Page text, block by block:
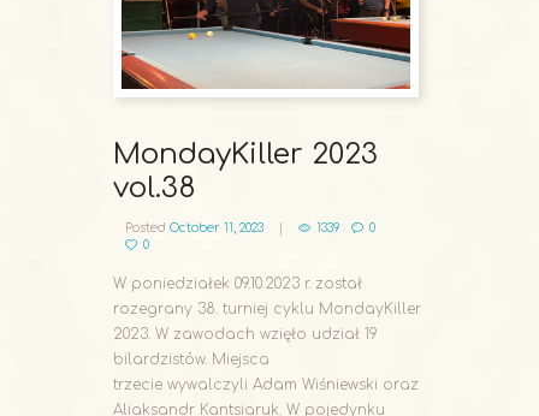
MondayKiller 2023
vol.38
Posted October 11, 2023 1339
0
0
W poniedziałek 09.10.2023 r. został
rozegrany 38. turniej cyklu MondayKiller
2023. W zawodach wzięło udział 19
bilardzistów. Miejsca
trzecie wywalczyli Adam Wiśniewski oraz
Aliaksandr Kantsiaruk. W pojedynku